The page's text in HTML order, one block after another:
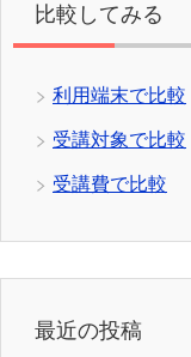
比較してみる
利用端末で比較
受講対象で比較
受講費で比較
最近の投稿